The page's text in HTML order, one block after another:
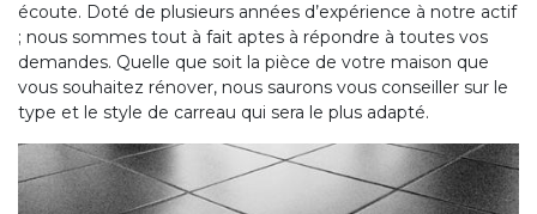
écoute. Doté de plusieurs années d’expérience à notre actif
; nous sommes tout à fait aptes à répondre à toutes vos
demandes. Quelle que soit la pièce de votre maison que
vous souhaitez rénover, nous saurons vous conseiller sur le
type et le style de carreau qui sera le plus adapté.